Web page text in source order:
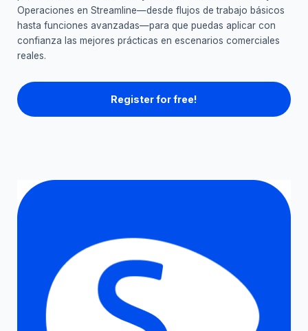
Operaciones en Streamline—desde flujos de trabajo básicos
hasta funciones avanzadas—para que puedas aplicar con
confianza las mejores prácticas en escenarios comerciales
reales.
Register for free!